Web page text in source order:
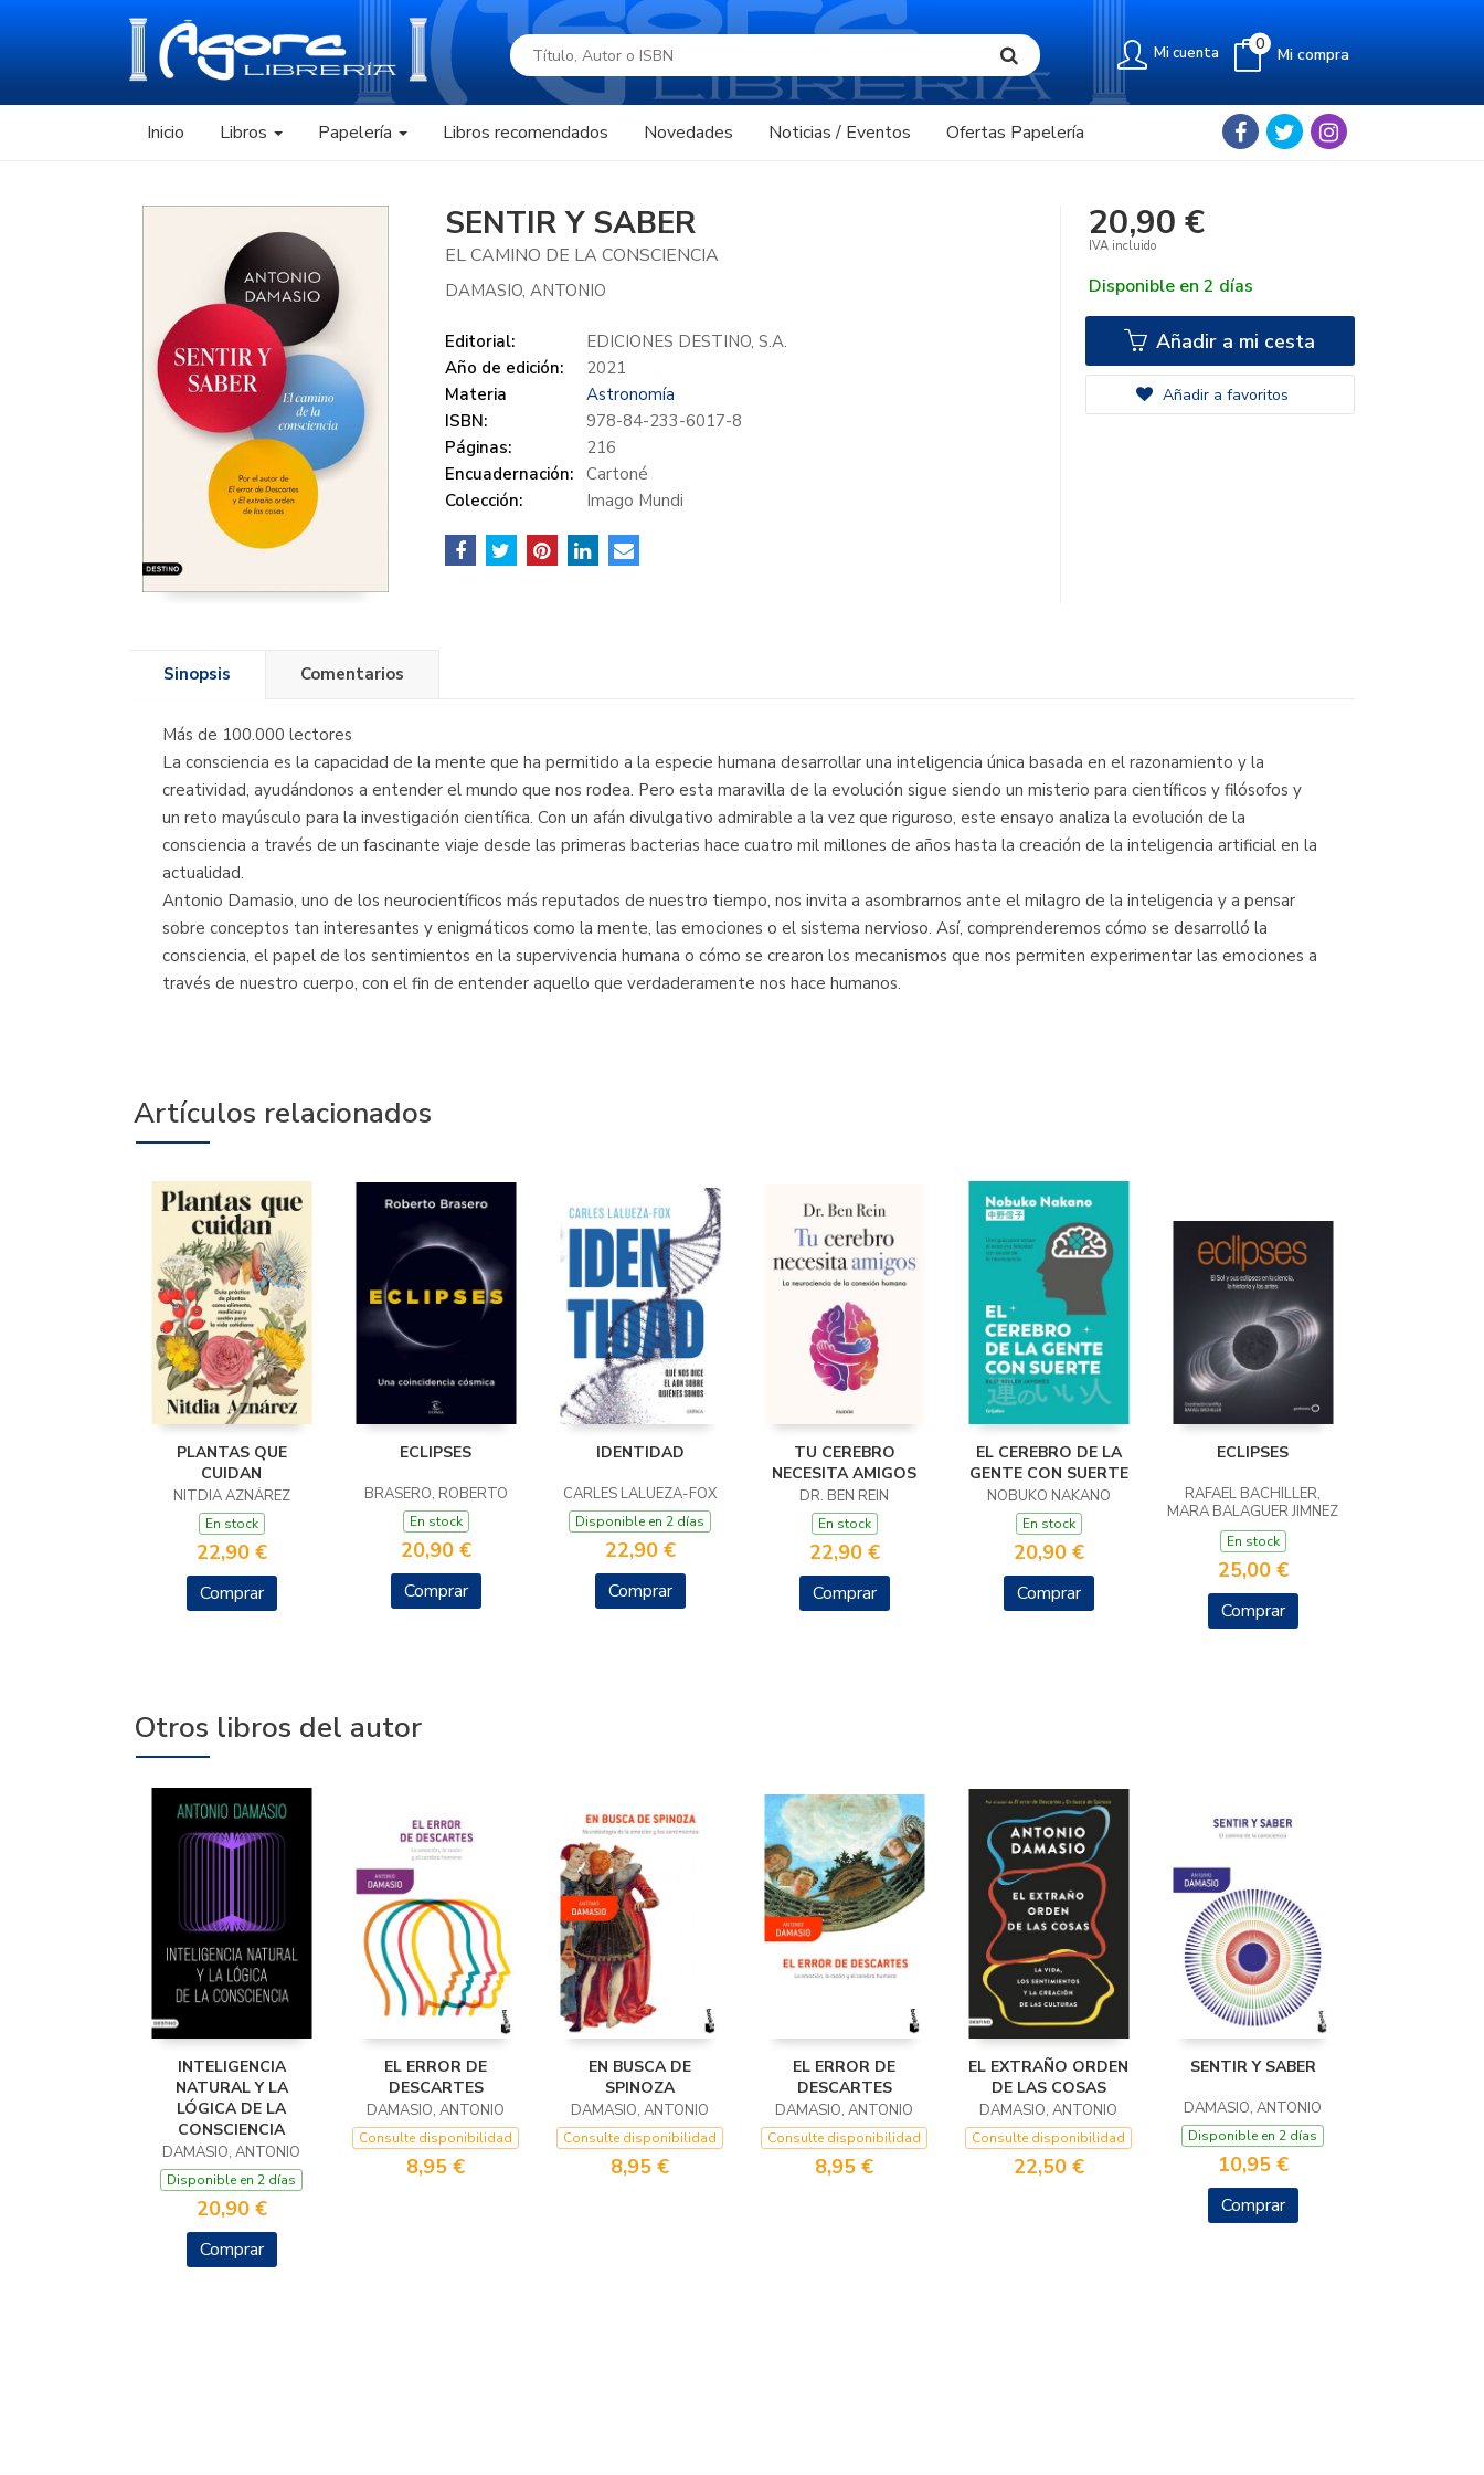
Mi cuenta Mi compra
0
Inicio Libros Papelería Libros recomendados Novedades Noticias / Eventos Ofertas Papelería
SENTIR Y SABER
EL CAMINO DE LA CONSCIENCIA
DAMASIO, ANTONIO
Editorial:
EDICIONES DESTINO, S.A.
Año de edición:
2021
Materia
Astronomía
ISBN:
978-84-233-6017-8
Páginas:
216
Encuadernación:
Cartoné
Colección:
Imago Mundi
20,90 €
IVA incluido
Disponible en 2 días
Añadir a mi cesta
Añadir a favoritos
Sinopsis Comentarios
Más de 100.000 lectores
La consciencia es la capacidad de la mente que ha permitido a la especie humana desarrollar una inteligencia única basada en el razonamiento y la
creatividad, ayudándonos a entender el mundo que nos rodea. Pero esta maravilla de la evolución sigue siendo un misterio para científicos y filósofos y
un reto mayúsculo para la investigación científica. Con un afán divulgativo admirable a la vez que riguroso, este ensayo analiza la evolución de la
consciencia a través de un fascinante viaje desde las primeras bacterias hace cuatro mil millones de años hasta la creación de la inteligencia artificial en la
actualidad.
Antonio Damasio, uno de los neurocientíficos más reputados de nuestro tiempo, nos invita a asombrarnos ante el milagro de la inteligencia y a pensar
sobre conceptos tan interesantes y enigmáticos como la mente, las emociones o el sistema nervioso. Así, comprenderemos cómo se desarrolló la
consciencia, el papel de los sentimientos en la supervivencia humana o cómo se crearon los mecanismos que nos permiten experimentar las emociones a
través de nuestro cuerpo, con el fin de entender aquello que verdaderamente nos hace humanos.
Artículos relacionados
PLANTAS QUE
CUIDAN
NITDIA AZNÁREZ
En stock
22,90 €
Comprar
ECLIPSES
BRASERO, ROBERTO
En stock
20,90 €
Comprar
IDENTIDAD
CARLES LALUEZA-FOX
Disponible en 2 días
22,90 €
Comprar
TU CEREBRO
NECESITA AMIGOS
DR. BEN REIN
En stock
22,90 €
Comprar
EL CEREBRO DE LA
GENTE CON SUERTE
NOBUKO NAKANO
En stock
20,90 €
Comprar
ECLIPSES
RAFAEL BACHILLER,
MARA BALAGUER JIMNEZ
JUA ES
En stock
25,00 €
Comprar
Otros libros del autor
INTELIGENCIA
NATURAL Y LA
LÓGICA DE LA
CONSCIENCIA
DAMASIO, ANTONIO
Disponible en 2 días
20,90 €
Comprar
EL ERROR DE
DESCARTES
DAMASIO, ANTONIO
Consulte disponibilidad
8,95 €
EN BUSCA DE
SPINOZA
DAMASIO, ANTONIO
Consulte disponibilidad
8,95 €
EL ERROR DE
DESCARTES
DAMASIO, ANTONIO
Consulte disponibilidad
8,95 €
EL EXTRAÑO ORDEN
DE LAS COSAS
DAMASIO, ANTONIO
Consulte disponibilidad
22,50 €
SENTIR Y SABER
DAMASIO, ANTONIO
Disponible en 2 días
10,95 €
Comprar